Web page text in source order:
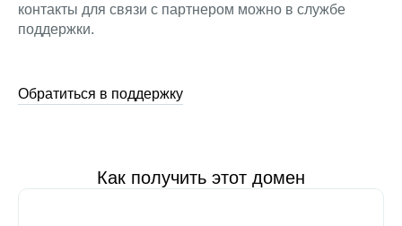
контакты для связи с партнером можно в службе
поддержки.
Обратиться в поддержку
Как получить этот домен